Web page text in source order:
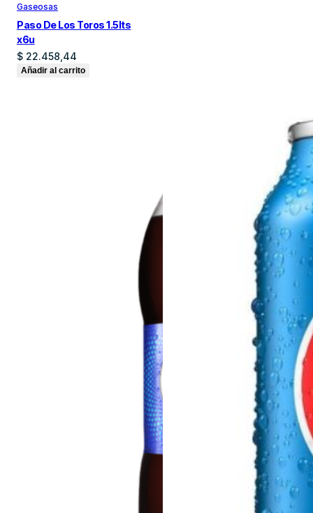
Gaseosas
Paso De Los Toros 1.5lts
x6u
$ 22.458,44
Añadir al carrito